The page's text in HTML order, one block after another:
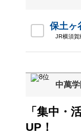
保土ヶ
JR横須賀
中萬
「集中・
UP！